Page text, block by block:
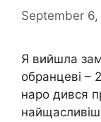
September
Я вийшла
обранцеві –
наро дився